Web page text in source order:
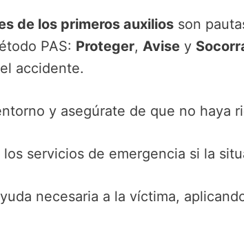
de los primeros auxilios son
PAS: Proteger, Avise y
accidente.
y asegúrate de que no haya
servicios de emergencia si la
necesaria a la víctima,